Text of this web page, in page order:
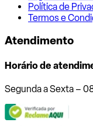
Política de
Termos e
Atendimento
Horário de
Segunda a Sexta –